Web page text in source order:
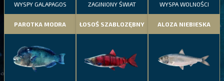
WYSPY GALAPAGOS
PAROTKA MODRA
ZAGINIONY ŚWIAT
ŁOSOŚ SZABLOZĘBNY
WYSPA WOLNOŚCI
ALOZA NIEBIESKA